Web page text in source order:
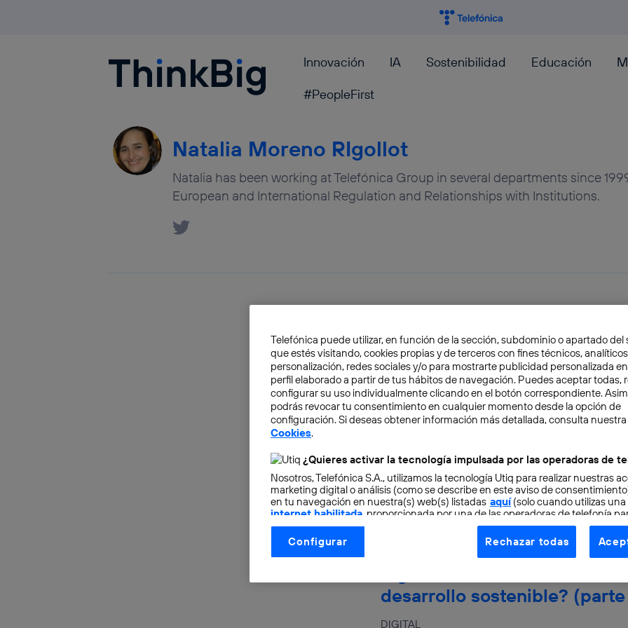
Blogthinkbig.com Innovación IA Sostenibilidad Educación
#PeopleFirst
Natalia Moreno RIgollot
Natalia has been working at Telefónica Group in several departments since
European and International Regulation and Relationships with Institutions.
DIGITAL
¿Cómo pueden contribuir las
digitalización a los nuevos
desarrollo sostenible?
Este es el último post de la trilogía sobre
nuestro sector a los nuevos objetivos de
aprobados....
Natalia Moreno RIgollot
DIGITAL
¿Cómo pueden contribuir las
digitalización a los nuevos
desarrollo sostenible?
Telefónica puede utilizar, en función de la sección, subdominio o apartado del
que estés visitando, cookies propias y de terceros con fines técnicos,
personalización, redes sociales y/o para mostrarte publicidad personalizada
perfil elaborado a partir de tus hábitos de navegación. Puedes aceptar todas,
configurar su uso individualmente clicando en el botón correspondiente.
podrás revocar tu consentimiento en cualquier momento desde la opción de
configuración. Si deseas obtener información más detallada, consulta nuestra
Cookies.
¿Quieres activar la tecnología impulsada por las operadoras de
Nosotros, Telefónica S.A., utilizamos la tecnología Utiq para realizar nuestras
marketing digital o análisis (como se describe en este aviso de
en tu navegación en nuestra(s) web(s) listadas aquí(solo cuando utilizas una
internet habilitada , proporcionada por una de las operadoras de telefonía
otorgas tu consentimiento en cada página web).
La tecnología Utiq está diseñada con la privacidad como prioridad
control.
utilizando tu dirección IP y otra información de la cuenta de cliente de
vinculada a la conexión que utilizas (p. ej., número de teléfono móvil).
Este identificador se asigna a la conexión de internet, por lo que cualquier
Configurar Rechazar todas